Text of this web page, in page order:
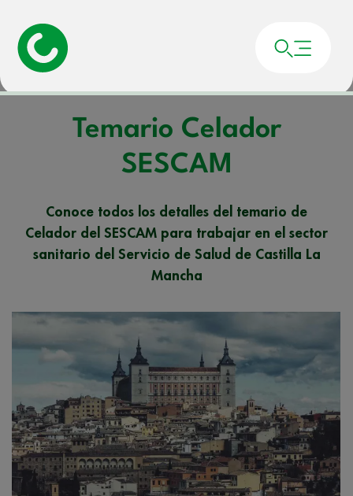
Portada»
Temario Celador
SESCAM
Conoce todos los detalles del temario de
Celador del SESCAM para trabajar en el sector
sanitario del Servicio de Salud de Castilla La
Mancha